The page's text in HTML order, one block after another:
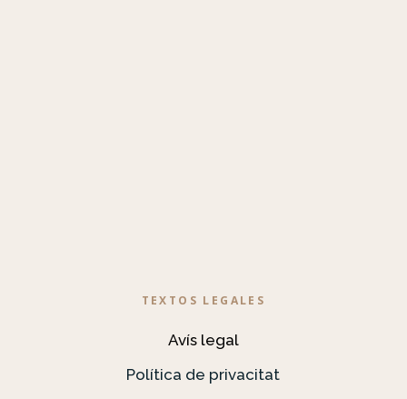
TEXTOS LEGALES
Avís legal
Política de privacitat